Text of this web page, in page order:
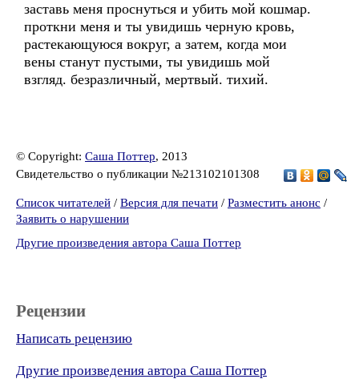
заставь меня проснуться и убить мой кошмар.
проткни меня и ты увидишь черную кровь,
растекающуюся вокруг, а затем, когда мои
вены станут пустыми, ты увидишь мой
взгляд. безразличный, мертвый. тихий.
© Copyright: Саша Поттер, 2013
Свидетельство о публикации №213102101308
Список читателей / Версия для печати / Разместить анонс /
Заявить о нарушении
Другие произведения автора Саша Поттер
Рецензии
Написать рецензию
Другие произведения автора Саша Поттер